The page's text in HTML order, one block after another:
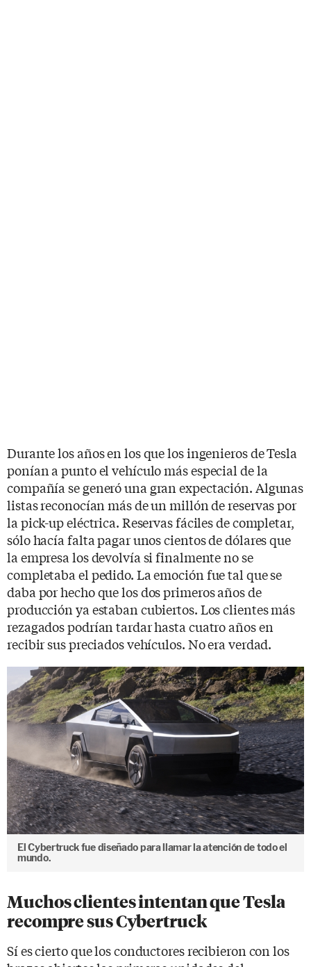
Durante los años en los que los ingenieros de Tesla
ponían a punto el vehículo más especial de la
compañía se generó una gran expectación. Algunas
listas reconocían más de un millón de reservas por
la pick-up eléctrica. Reservas fáciles de completar,
sólo hacía falta pagar unos cientos de dólares que
la empresa los devolvía si finalmente no se
completaba el pedido. La emoción fue tal que se
daba por hecho que los dos primeros años de
producción ya estaban cubiertos. Los clientes más
rezagados podrían tardar hasta cuatro años en
recibir sus preciados vehículos. No era verdad.
El Cybertruck fue diseñado para llamar la atención de todo el
mundo.
Muchos clientes intentan que Tesla
recompre sus Cybertruck
Sí es cierto que los conductores recibieron con los